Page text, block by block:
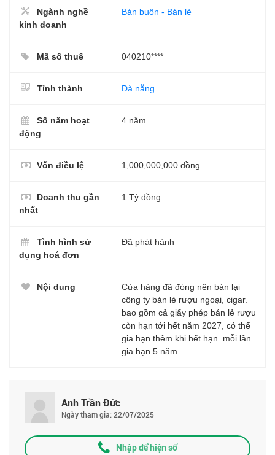
Ngành nghề
kinh doanh
Bán buôn - Bán lẻ
Mã số thuế 040210****
Tỉnh thành Đà nẵng
Số năm hoạt
động
4 năm
Vốn điều lệ 1,000,000,000 đồng
Doanh thu gần
nhất
1 Tỷ đồng
Tình hình sử
dụng hoá đơn
Đã phát hành
Nội dung
Cửa hàng đã đóng nên bán lại
công ty bán lẻ rượu ngoại, cigar.
bao gồm cả giấy phép bán lẻ rượu
còn hạn tới hết năm 2027, có thể
gia hạn thêm khi hết hạn. mỗi lần
gia hạn 5 năm.
Anh Trần Đức
Ngày tham gia: 22/07/2025
Nhập để hiện số